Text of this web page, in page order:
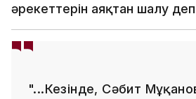
әрекеттерін аяқтан шалу
"...Кезінде, Сәбит